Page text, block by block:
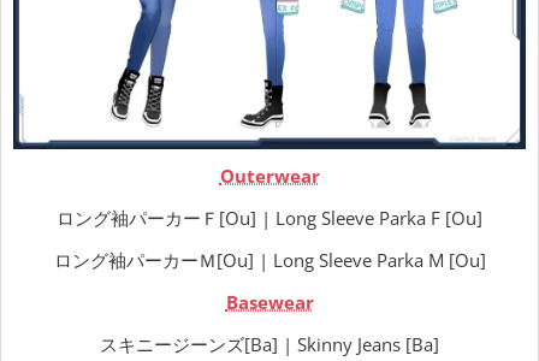
Outerwear
ロング袖パーカーＦ[Ou] | Long Sleeve Parka F [Ou]
ロング袖パーカーＭ[Ou] | Long Sleeve Parka M [Ou]
Basewear
スキニージーンズ[Ba] | Skinny Jeans [Ba]